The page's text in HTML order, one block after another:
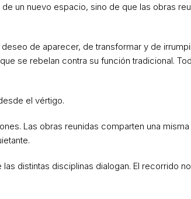
un nuevo espacio, sino de que las obras
de aparecer, de transformar y de
se rebelan contra su función tradicional.
el vértigo.
Las obras reunidas comparten una
distintas disciplinas dialogan. El recorrido